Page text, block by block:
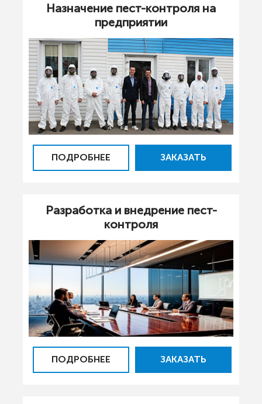
Назначение пест-контроля на
предприятии
ПОДРОБНЕЕ ЗАКАЗАТЬ
Разработка и внедрение пест-
контроля
ПОДРОБНЕЕ ЗАКАЗАТЬ